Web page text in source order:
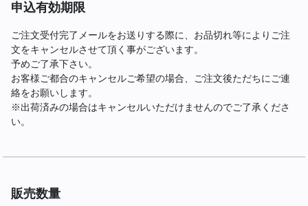
申込有効期限
ご注文受付完了メールをお送りする際に、お品切れ等によりご注
文をキャンセルさせて頂く事がございます。
予めご了承下さい。
お客様ご都合のキャンセルご希望の場合、ご注文後ただちにご連
絡をお願いします。
※出荷済みの場合はキャンセルいただけませんのでご了承くださ
い。
販売数量